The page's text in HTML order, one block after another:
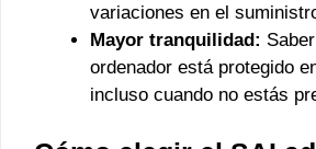
variaciones en el
Mayor tranquilidad:
ordenador está protegido
incluso cuando no estás